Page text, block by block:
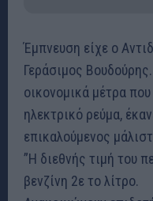
Έμπνευση είχε ο
Γεράσιμος
οικονομικά μέτρα
ηλεκτρικό ρεύμα,
επικαλούμενος
”Η διεθνής τιμή του
βενζίνη 2ε το λίτρο.